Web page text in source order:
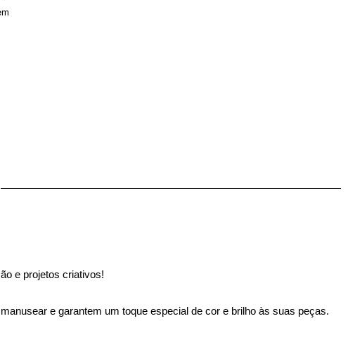
e projetos criativos!
e garantem um toque especial de cor e brilho às suas peças.